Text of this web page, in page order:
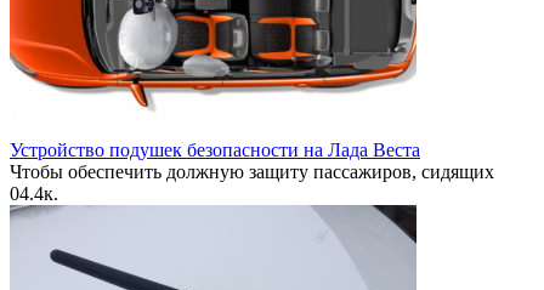
Устройство подушек безопасности на Лада Веста
Чтобы обеспечить должную защиту пассажиров, сидящих
04.4к.